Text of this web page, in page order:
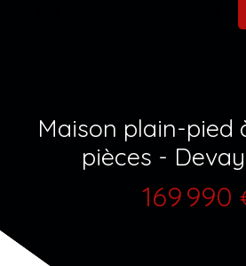
Maison plain-pied
pièces -
169 990